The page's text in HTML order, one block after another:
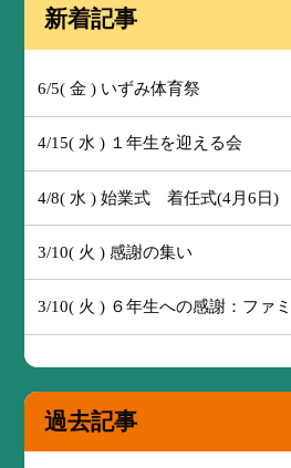
新着記事
6/5( 金 ) いずみ体育祭
4/15( 水 ) １年生を迎える会
4/8( 水 ) 始業式 着任式(4月6日)
3/10( 火 ) 感謝の集い
3/10( 火 ) ６年生への感謝：ファ
過去記事